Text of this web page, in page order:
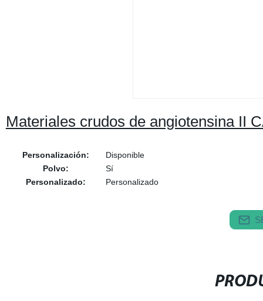
Materiales crudos de angiotensina II
Personalización:
Disponible
Polvo:
Sí
Personalizado:
Personalizado